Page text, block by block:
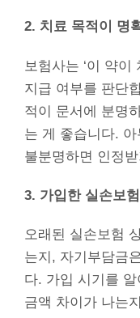
2. 치료 목적이 명
보험사는 ‘이 약이
지급 여부를 판단
적이 문서에 분명
는 게 좋습니다.
불분명하면 인정
3. 가입한 실손보
오래된 실손보험
는지, 자기부담금
다. 가입 시기를
금액 차이가 나는